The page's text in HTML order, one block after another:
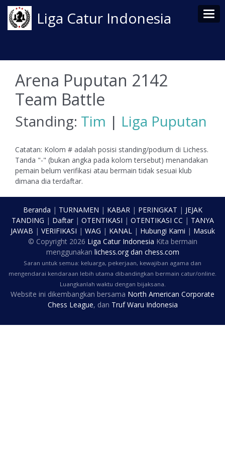
Liga Catur Indonesia
Arena Puputan 2142
Team Battle
Standing: Tim | Liga Puputan
Catatan: Kolom # adalah posisi standing/podium di Lichess.
Tanda "-" (bukan angka pada kolom tersebut) menandakan
pemain belum verifikasi atau bermain tidak sesuai klub
dimana dia terdaftar.
Beranda | TURNAMEN | KABAR| PERINGKAT | JEJAK
TANDING | Daftar| OTENTIKASI | OTENTIKASI CC | TANYA
JAWAB | VERIFIKASI | WAG | KANAL| Hubungi Kami | Masuk
© Copyright 2026 Liga Catur Indonesia Kita bermain
menggunakan lichess.orgdan chess.com
Saran untuk semua: keluarga, pekerjaan, kewajiban agama dan
mengendarai kendaraan lebih utama dibandingkan bermain catur/online.
Luangkanlah waktu dengan bijaksana.
Website ini dikembangkan bersama North American Corporate
Chess League, dan Truf Waru Indonesia